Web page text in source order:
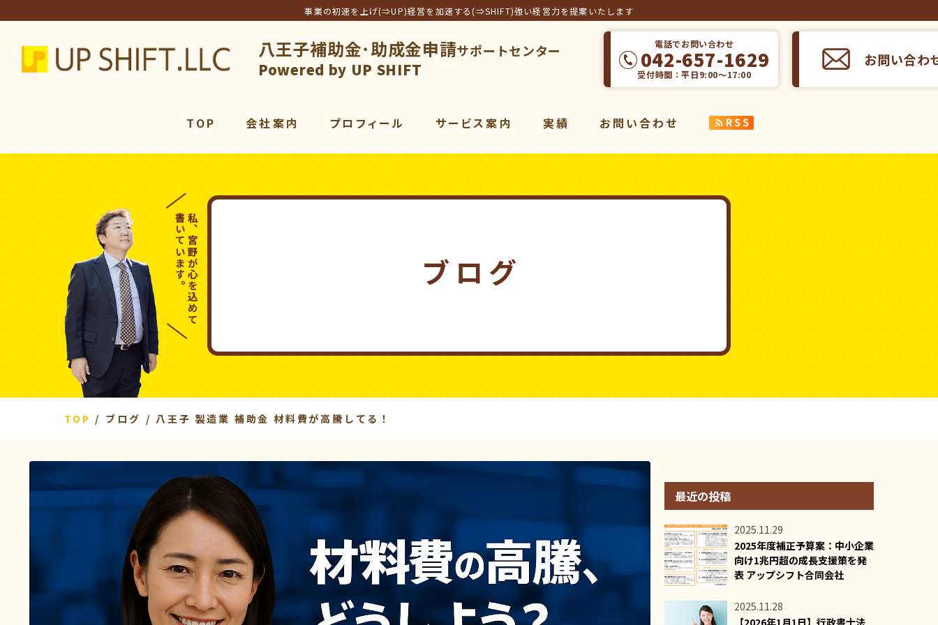
事業の初速を上げ(⇒UP)経営を加速する(⇒SHIFT)強い経営力を提案いたします
アップシフト合同会社
八王子補助金･助成金申請サポートセンター
Powered by UP SHIFT
電話でお問い合わせ
042-657-1629
受付時間：平日9:00～17:00
お問い合わ
TOP 会社案内 プロフィール
サービス案内
サービス一覧
マーケティング
パワーシニア
実績 お問い合わせ
ブログ
TOP ブログ 八王子 製造業 補助金 材料費が高騰してる！
最近の投稿
2025.11.29
2025年度補正予算案：中小企業
向け1兆円超の成長支援策を発
表 アップシフト合同会社
2025.11.28
【2026年1月1日】行政書士法